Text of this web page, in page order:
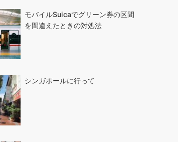
モバイルSuicaでグリーン券の区間
を間違えたときの対処法
シンガポールに行って